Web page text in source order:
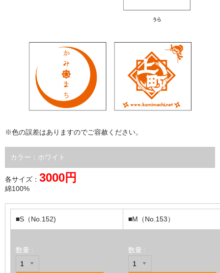
※色の誤差はありますのでご容赦ください。
カラー：ホワイト
各サイズ： 3000円
綿100%
■S（No.152) ■M（No.153）
数量 : 数量 :